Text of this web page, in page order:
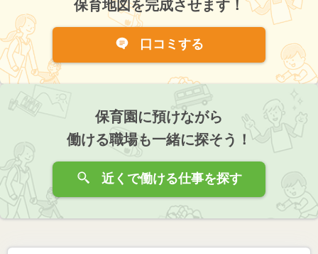
保育地図を完成させます！
口コミする
保育園に預けながら
働ける職場も一緒に探そう！
近くで働ける仕事を探す